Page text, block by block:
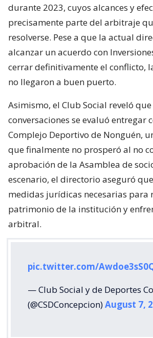
durante 2023, cuyos alcances y
precisamente parte del arbitraje
resolverse. Pese a que la actual
alcanzar un acuerdo con
cerrar definitivamente el conflicto,
no llegaron a buen puerto.
Asimismo, el Club Social reveló
conversaciones se evaluó entregar
Complejo Deportivo de Nonguén,
que finalmente no prosperó al no
aprobación de la Asamblea de
escenario, el directorio aseguró
medidas jurídicas necesarias para
patrimonio de la institución y
arbitral.
pic.twitter.com/
— Club Social y de Deportes
(@CSDConcepcion)August 7,